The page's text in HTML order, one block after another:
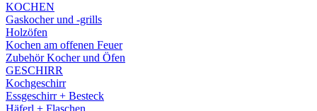
KOCHEN
Gaskocher und -grills
Holzöfen
Kochen am offenen Feuer
Zubehör Kocher und Öfen
GESCHIRR
Kochgeschirr
Essgeschirr + Besteck
Häferl + Flaschen